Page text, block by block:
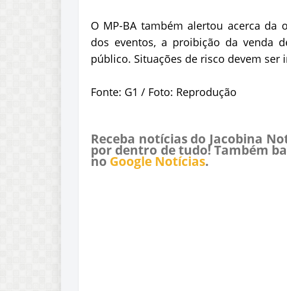
O MP-BA também alertou acerca da
dos eventos, a proibição da venda
público. Situações de risco devem ser
Fonte: G1 / Foto: Reprodução
Receba notícias do Jacobina
por dentro de tudo! Também
no Google Notícias.